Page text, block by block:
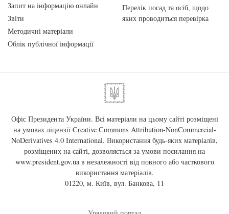
Запит на інформацію онлайн
Звіти
Методичні матеріали
Облік публічної інформації
Перелік посад та осіб, щодо
яких проводиться перевірка
Офіс Президента України. Всі матеріали на цьому сайті розміщені
на умовах ліцензії Creative Commons Attribution-NonCommercial-
NoDerivatives 4.0 International. Використання будь-яких матеріалів,
розміщених на сайті, дозволяється за умови посилання на
www.president.gov.uaв незалежності від повного або часткового
використання матеріалів.
01220, м. Київ, вул. Банкова, 11